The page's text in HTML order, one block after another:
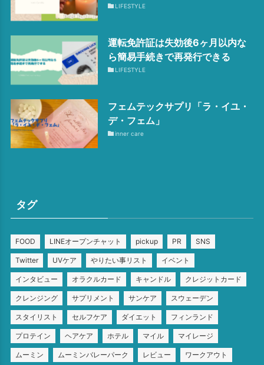
LIFESTYLE
運転免許証は失効後6ヶ月以内な
ら簡易手続きで再発行できる
LIFESTYLE
フェムテックサプリ「ラ・イユ・
デ・フェム」
inner care
タグ
FOOD LINEオープンチャット pickup PR SNS
Twitter UVケア やりたい事リスト イベント
インタビュー オラクルカード キャンドル クレジットカード
クレンジング サプリメント サンケア スウェーデン
スタイリスト セルフケア ダイエット フィンランド
プロテイン ヘアケア ホテル マイル マイレージ
ムーミン ムーミンバレーパーク レビュー ワークアウト